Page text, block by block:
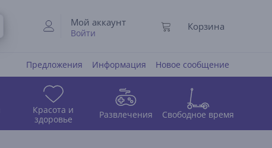
Мой аккаунт
Войти
Корзина
Предложения Информация Новое сообщение
Красота и
здоровье
Развлечения Свободное время